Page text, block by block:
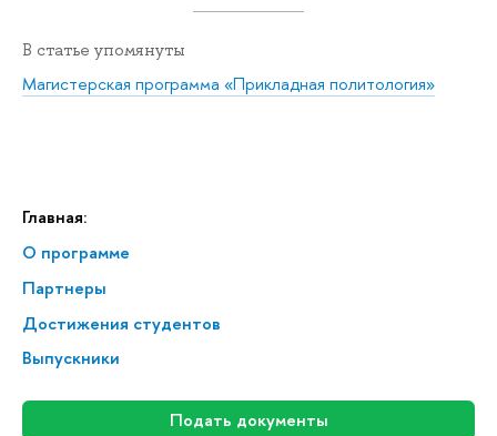
Главная:
О программе
Партнеры
Достижения студентов
Выпускники
Подать документы
В статье упомянуты
Магистерская программа «Прикладная политология»